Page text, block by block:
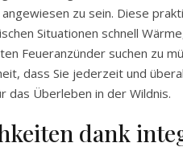
zu sein. Diese
Situationen schnell
Feueranzünder suchen zu
dass Sie jederzeit und
das Überleben in der Wildnis.
dank